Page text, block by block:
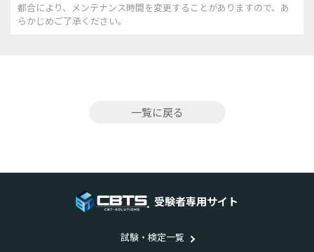
都合により、メンテナンス時間を変更することがありますので、あ
らかじめご了承ください。
一覧に戻る
受験者専用サイト
試験・検定一覧